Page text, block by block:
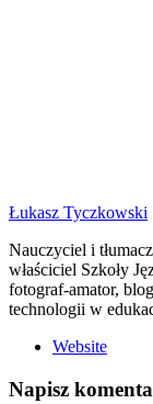
Łukasz Tyczkowski
Nauczyciel i
właściciel Szkoły
fotograf-amator,
technologii w
Website
Napisz